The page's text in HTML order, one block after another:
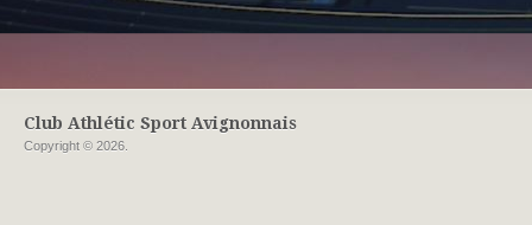
Club Athlétic Sport Avignonnais
Copyright © 2026.